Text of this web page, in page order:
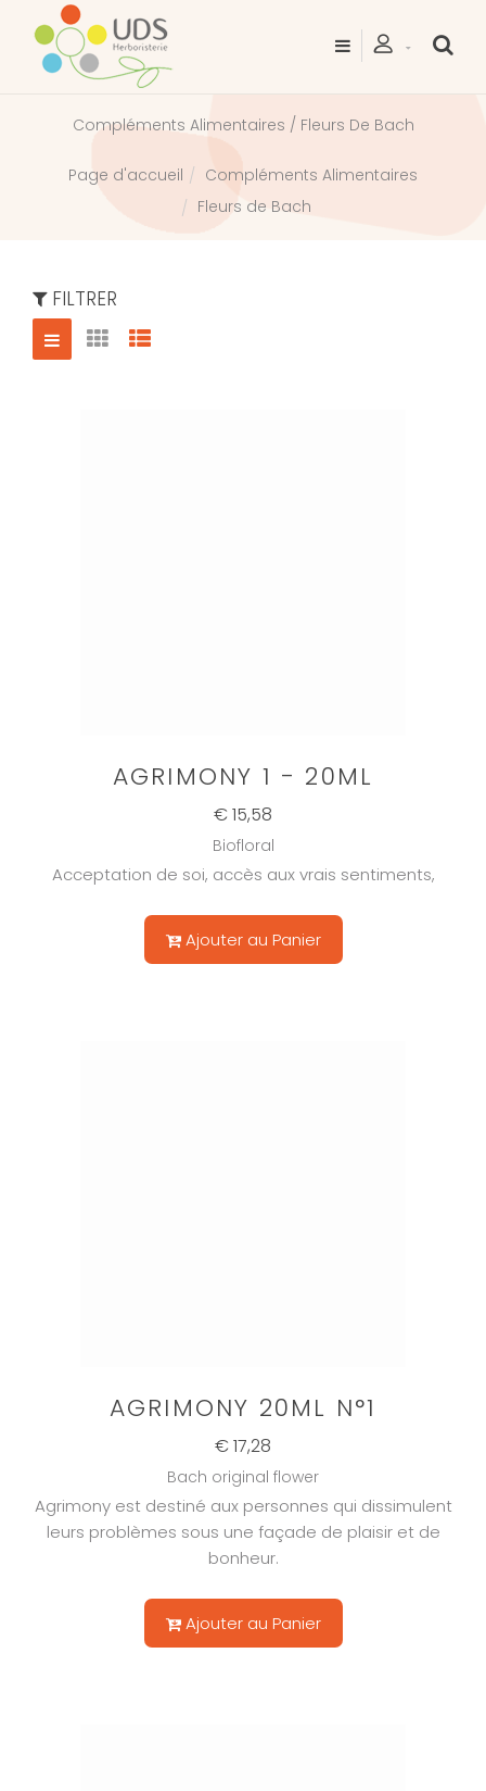
Compléments Alimentaires / Fleurs De Bach
Page d'accueil
Compléments Alimentaires
Fleurs de Bach
FILTRER
AGRIMONY 1 - 20ML
€ 15,58
Biofloral
Acceptation de soi, accès aux vrais sentiments,
Ajouter au Panier
AGRIMONY 20ML N°1
€ 17,28
Bach original flower
Agrimony est destiné aux personnes qui dissimulent
leurs problèmes sous une façade de plaisir et de
bonheur.
Ajouter au Panier